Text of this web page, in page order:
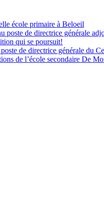
école primaire à Beloeil
poste de directrice générale
qui se poursuit!
de directrice générale du
de l’école secondaire De